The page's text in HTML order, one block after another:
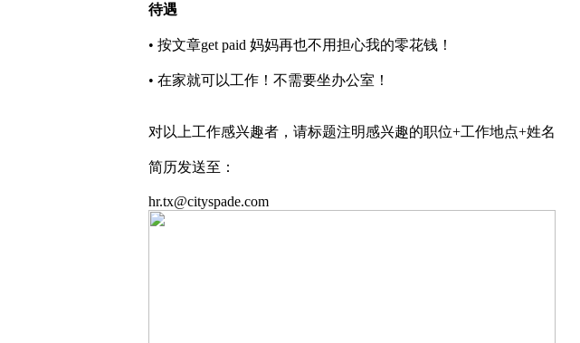
待遇
• 按文章get paid 妈妈再也不用担心我的零花钱！
• 在家就可以工作！不需要坐办公室！
对以上工作感兴趣者，请标题注明感兴趣的职位+工作地点+姓名
简历发送至：
hr.tx@cityspade.com